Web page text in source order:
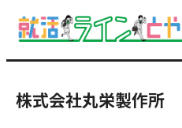
株式会社丸栄製作所